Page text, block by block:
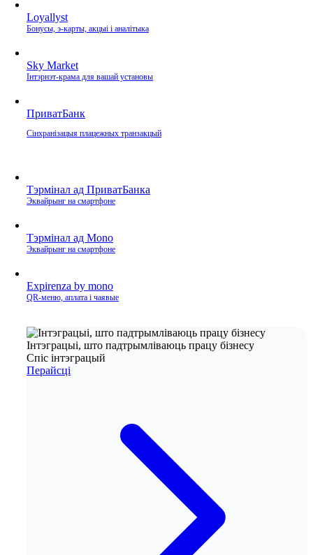
Loyallyst
Бонусы, э‑карты, акцыі і аналітыка
Sky Market
Інтэрнэт‑крама для вашай установы
ПриватБанк
Сінхранізацыя плацежных транзакцый
Тэрмінал ад ПриватБанка
Эквайрынг на смартфоне
Тэрмінал ад Mono
Эквайрынг на смартфоне
Expirenza by mono
QR‑меню, аплата і чаявые
Інтэграцыі, што падтрымліваюць працу бізнесу
Спіс інтэграцый
Перайсці